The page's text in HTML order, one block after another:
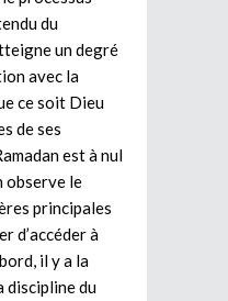
du
un degré
avec la
ce soit Dieu
de ses
est à nul
observe le
principales
d’accéder à
il y a la
discipline du